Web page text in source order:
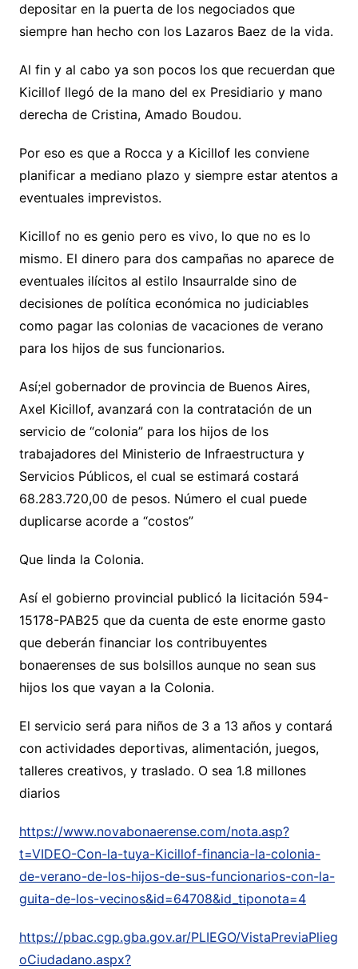
depositar en la puerta de los negociados que
siempre han hecho con los Lazaros Baez de la vida.
Al fin y al cabo ya son pocos los que recuerdan que
Kicillof llegó de la mano del ex Presidiario y mano
derecha de Cristina, Amado Boudou.
Por eso es que a Rocca y a Kicillof les conviene
planificar a mediano plazo y siempre estar atentos a
eventuales imprevistos.
Kicillof no es genio pero es vivo, lo que no es lo
mismo. El dinero para dos campañas no aparece de
eventuales ilícitos al estilo Insaurralde sino de
decisiones de política económica no judiciables
como pagar las colonias de vacaciones de verano
para los hijos de sus funcionarios.
Así;el gobernador de provincia de Buenos Aires,
Axel Kicillof, avanzará con la contratación de un
servicio de “colonia” para los hijos de los
trabajadores del Ministerio de Infraestructura y
Servicios Públicos, el cual se estimará costará
68.283.720,00 de pesos. Número el cual puede
duplicarse acorde a “costos”
Que linda la Colonia.
Así el gobierno provincial publicó la licitación 594-
15178-PAB25 que da cuenta de este enorme gasto
que deberán financiar los contribuyentes
bonaerenses de sus bolsillos aunque no sean sus
hijos los que vayan a la Colonia.
El servicio será para niños de 3 a 13 años y contará
con actividades deportivas, alimentación, juegos,
talleres creativos, y traslado. O sea 1.8 millones
diarios
https://www.novabonaerense.com/nota.asp?
t=VIDEO-Con-la-tuya-Kicillof-financia-la-colonia-
de-verano-de-los-hijos-de-sus-funcionarios-con-la-
guita-de-los-vecinos&id=64708&id_tiponota=4
https://pbac.cgp.gba.gov.ar/PLIEGO/VistaPreviaPlieg
oCiudadano.aspx?